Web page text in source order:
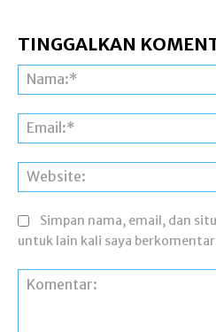
TINGGALKAN
Simpan nama, email, dan
untuk lain kali saya